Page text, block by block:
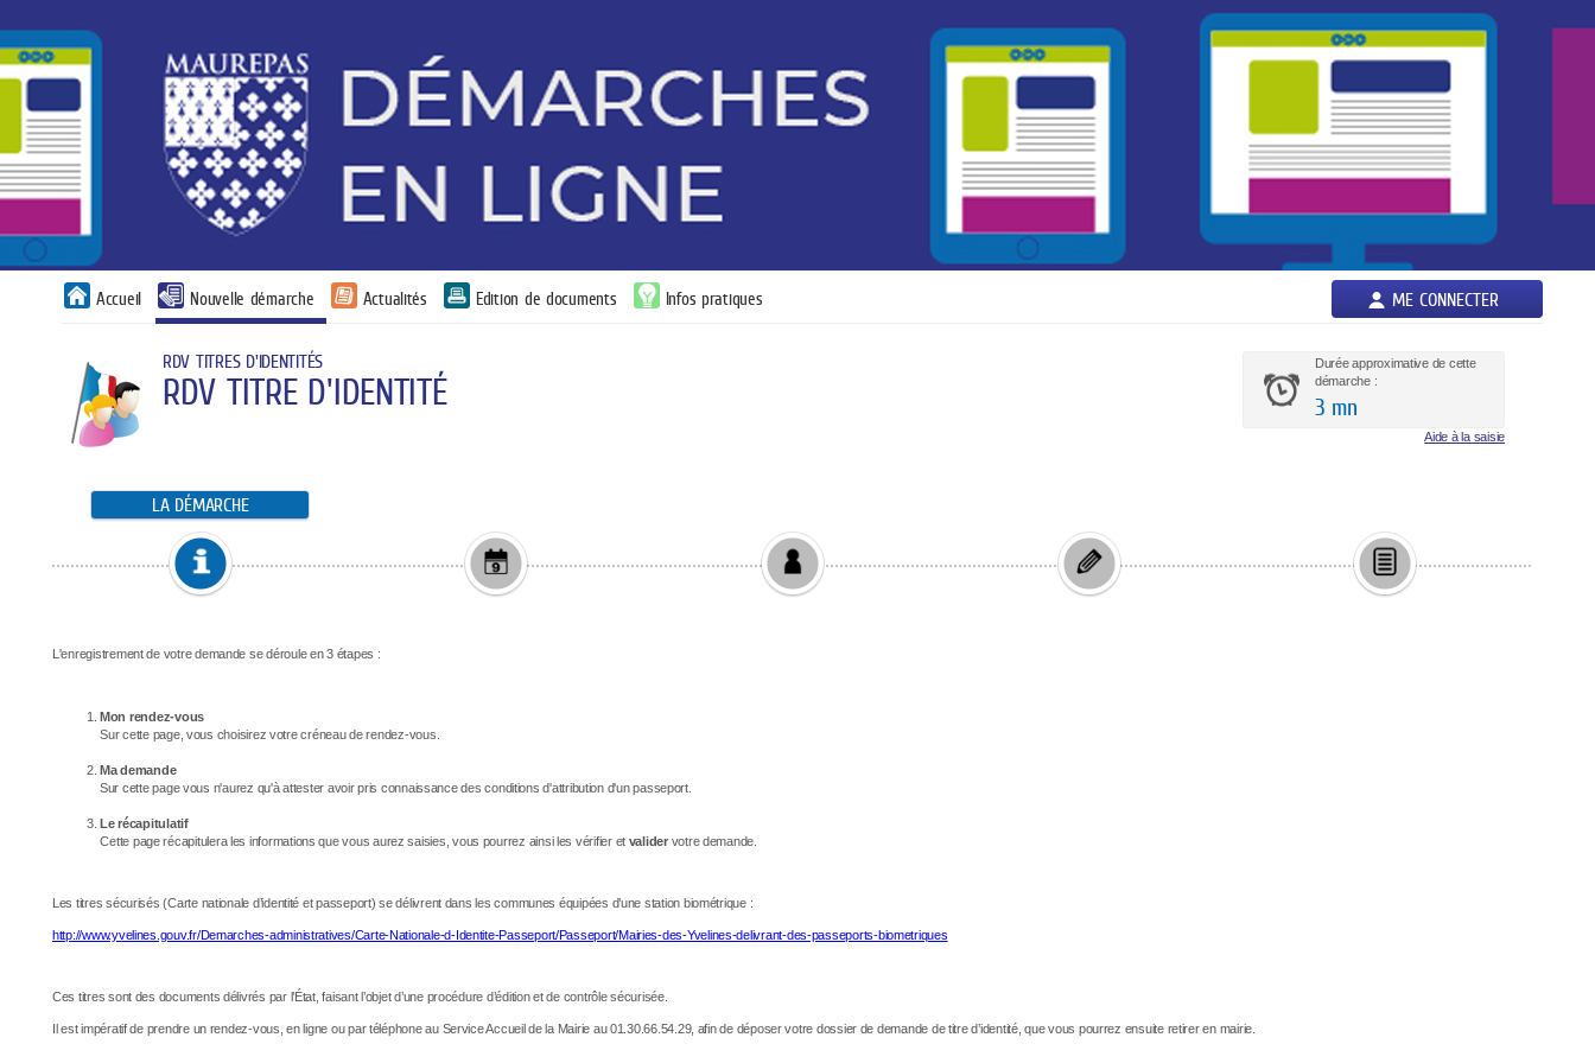
Accueil Nouvelle démarche Actualités Edition de documents Infos pratiques ME CONNECTER
RDV TITRES D'IDENTITÉS
RDV TITRE D'IDENTITÉ
Durée approximative de cette
démarche :
3 mn
Aide à la saisie
LA DÉMARCHE